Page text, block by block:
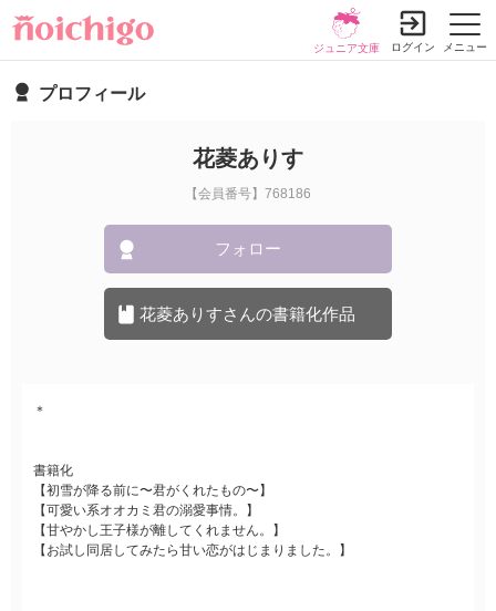
メニュー
ジュニア文庫 ログイン
プロフィール
花菱ありす
【会員番号】768186
フォロー
花菱ありすさんの書籍化作品
＊
書籍化
【初雪が降る前に〜君がくれたもの〜】
【可愛い系オオカミ君の溺愛事情。】
【甘やかし王子様が離してくれません。】
【お試し同居してみたら甘い恋がはじまりました。】